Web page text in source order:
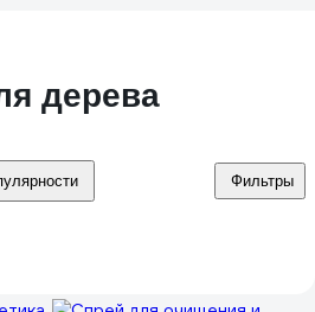
дерева
Фильтры